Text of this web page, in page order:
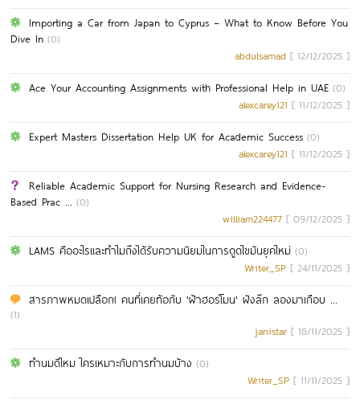
Importing a Car from Japan to Cyprus – What to Know Before You
Dive In (0)
abdulsamad [ 12/12/2025 ]
Ace Your Accounting Assignments with Professional Help in UAE (0)
alexcarey121 [ 11/12/2025 ]
Expert Masters Dissertation Help UK for Academic Success (0)
alexcarey121 [ 11/12/2025 ]
Reliable Academic Support for Nursing Research and Evidence-
Based Prac ... (0)
william224477 [ 09/12/2025 ]
LAMS คืออะไรและทำไมถึงได้รับความนิยมในการดูดไขมันยุคใหม่ (0)
Writer_SP [ 24/11/2025 ]
สารภาพหมดเปลือก! คนที่เคยท้อกับ 'ฝ้าฮอร์โมน' ฝังลึก ลองมาเกือบ ...
(1)
janistar [ 18/11/2025 ]
ทำนมดีไหม ใครเหมาะกับการทำนมบ้าง (0)
Writer_SP [ 11/11/2025 ]